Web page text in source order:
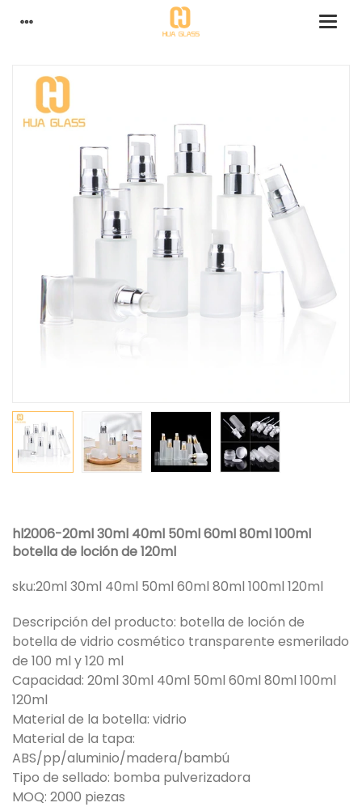
hl2006-20ml 30ml 40ml 50ml 60ml 80ml 100ml
botella de loción de 120ml
sku:20ml 30ml 40ml 50ml 60ml 80ml 100ml 120ml
Descripción del producto: botella de loción de
botella de vidrio cosmético transparente esmerilado
de 100 ml y 120 ml
Capacidad: 20ml 30ml 40ml 50ml 60ml 80ml 100ml
120ml
Material de la botella: vidrio
Material de la tapa:
ABS/pp/aluminio/madera/bambú
Tipo de sellado: bomba pulverizadora
MOQ: 2000 piezas